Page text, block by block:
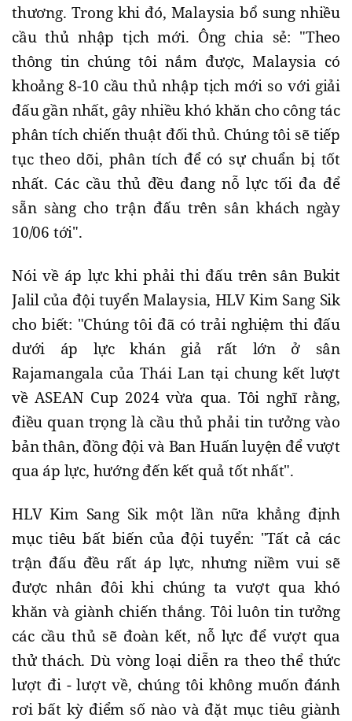
thương. Trong khi đó, Malaysia bổ sung nhiều
cầu thủ nhập tịch mới. Ông chia sẻ: "Theo
thông tin chúng tôi nắm được, Malaysia có
khoảng 8-10 cầu thủ nhập tịch mới so với giải
đấu gần nhất, gây nhiều khó khăn cho công tác
phân tích chiến thuật đối thủ. Chúng tôi sẽ tiếp
tục theo dõi, phân tích để có sự chuẩn bị tốt
nhất. Các cầu thủ đều đang nỗ lực tối đa để
sẵn sàng cho trận đấu trên sân khách ngày
10/06 tới".
Nói về áp lực khi phải thi đấu trên sân Bukit
Jalil của đội tuyển Malaysia, HLV Kim Sang Sik
cho biết: "Chúng tôi đã có trải nghiệm thi đấu
dưới áp lực khán giả rất lớn ở sân
Rajamangala của Thái Lan tại chung kết lượt
về ASEAN Cup 2024 vừa qua. Tôi nghĩ rằng,
điều quan trọng là cầu thủ phải tin tưởng vào
bản thân, đồng đội và Ban Huấn luyện để vượt
qua áp lực, hướng đến kết quả tốt nhất".
HLV Kim Sang Sik một lần nữa khẳng định
mục tiêu bất biến của đội tuyển: "Tất cả các
trận đấu đều rất áp lực, nhưng niềm vui sẽ
được nhân đôi khi chúng ta vượt qua khó
khăn và giành chiến thắng. Tôi luôn tin tưởng
các cầu thủ sẽ đoàn kết, nỗ lực để vượt qua
thử thách. Dù vòng loại diễn ra theo thể thức
lượt đi - lượt về, chúng tôi không muốn đánh
rơi bất kỳ điểm số nào và đặt mục tiêu giành